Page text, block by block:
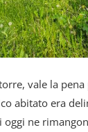
vale la pena
abitato era
ne